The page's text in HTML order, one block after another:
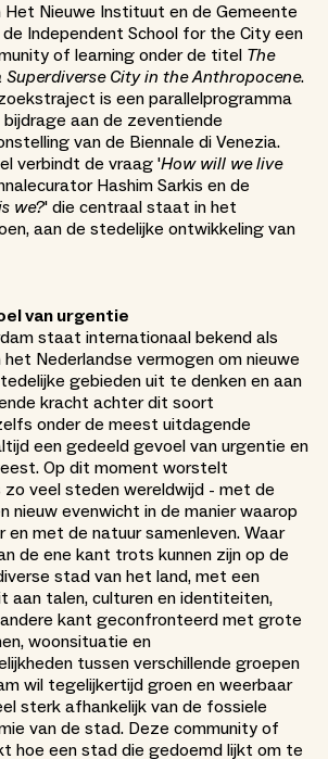
Het Nieuwe Instituut en de Gemeente
Independent School for the City een
of learning onder de titel The
City in the Anthropocene.
is een parallelprogramma
aan de zeventiende
van de Biennale di Venezia.
verbindt de vraag 'How will we live
Hashim Sarkis en de
we?' die centraal staat in het
aan de stedelijke ontwikkeling van
van urgentie
staat internationaal bekend als
Nederlandse vermogen om nieuwe
gebieden uit te denken en aan
kracht achter dit soort
onder de meest uitdagende
een gedeeld gevoel van urgentie en
Op dit moment worstelt
veel steden wereldwijd - met de
nieuw evenwicht in de manier waarop
en met de natuur samenleven. Waar
de ene kant trots kunnen zijn op de
stad van het land, met een
aan talen, culturen en identiteiten,
kant geconfronteerd met grote
woonsituatie en
tussen verschillende groepen
wil tegelijkertijd groen en weerbaar
sterk afhankelijk van de fossiele
van de stad. Deze community of
hoe een stad die gedoemd lijkt om te